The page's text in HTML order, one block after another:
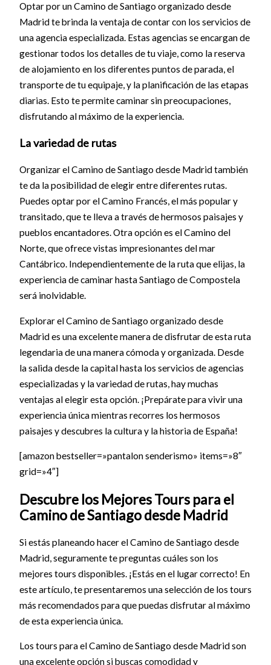
Optar por un Camino de Santiago organizado desde
Madrid te brinda la ventaja de contar con los servicios de
una agencia especializada. Estas agencias se encargan de
gestionar todos los detalles de tu viaje, como la reserva
de alojamiento en los diferentes puntos de parada, el
transporte de tu equipaje, y la planificación de las etapas
diarias. Esto te permite caminar sin preocupaciones,
disfrutando al máximo de la experiencia.
La variedad de rutas
Organizar el Camino de Santiago desde Madrid también
te da la posibilidad de elegir entre diferentes rutas.
Puedes optar por el Camino Francés, el más popular y
transitado, que te lleva a través de hermosos paisajes y
pueblos encantadores. Otra opción es el Camino del
Norte, que ofrece vistas impresionantes del mar
Cantábrico. Independientemente de la ruta que elijas, la
experiencia de caminar hasta Santiago de Compostela
será inolvidable.
Explorar el Camino de Santiago organizado desde
Madrid es una excelente manera de disfrutar de esta ruta
legendaria de una manera cómoda y organizada. Desde
la salida desde la capital hasta los servicios de agencias
especializadas y la variedad de rutas, hay muchas
ventajas al elegir esta opción. ¡Prepárate para vivir una
experiencia única mientras recorres los hermosos
paisajes y descubres la cultura y la historia de España!
[amazon bestseller=»pantalon senderismo» items=»8″
grid=»4″]
Descubre los Mejores Tours para el
Camino de Santiago desde Madrid
Si estás planeando hacer el Camino de Santiago desde
Madrid, seguramente te preguntas cuáles son los
mejores tours disponibles. ¡Estás en el lugar correcto! En
este artículo, te presentaremos una selección de los tours
más recomendados para que puedas disfrutar al máximo
de esta experiencia única.
Los tours para el Camino de Santiago desde Madrid son
una excelente opción si buscas comodidad y